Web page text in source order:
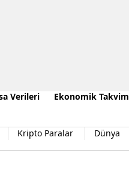
Verileri Ekonomik Takvim
Kripto Paralar Dünya